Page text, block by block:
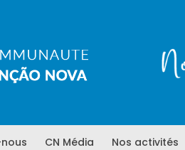
CN Média Nos activités